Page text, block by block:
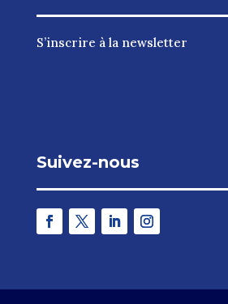
S’inscrire à la newsletter
Suivez-nous